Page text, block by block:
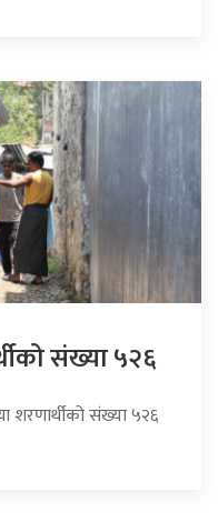
संख्या ५२६
शरणार्थीको संख्या ५२६